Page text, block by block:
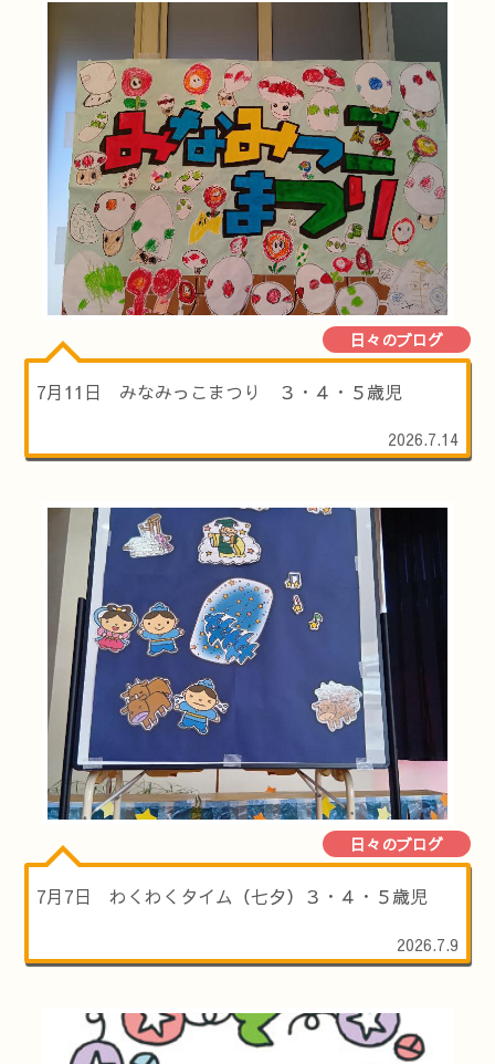
日々のブログ
7月11日 みなみっこまつり ３・４・５歳児
2026.7.14
日々のブログ
7月7日 わくわくタイム（七夕）３・４・５歳児
2026.7.9